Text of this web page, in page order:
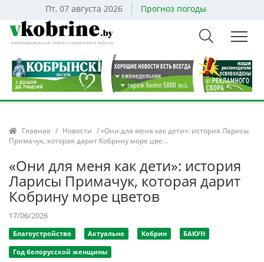
Пт, 07 августа 2026 Прогноз погоды
Главная / Новости / «Они для меня как дети»: история Ларисы
Примачук, которая дарит Кобрину море цве...
«Они для меня как дети»: история
Ларисы Примачук, которая дарит
Кобрину море цветов
17/06/2026
Благоустройство Актуально Кобрин БАКУН
Год белорусской женщины